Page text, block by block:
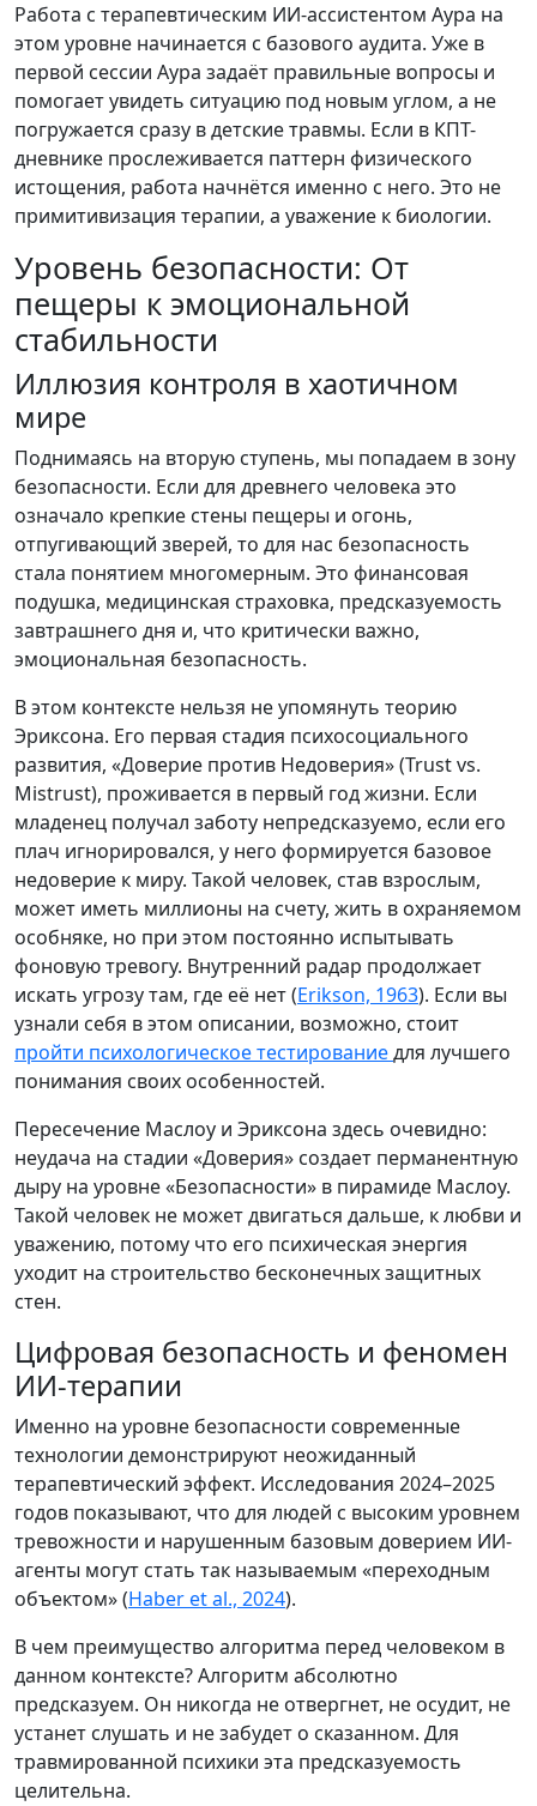
Работа с терапевтическим ИИ-ассистентом Аура на
этом уровне начинается с базового аудита. Уже в
первой сессии Аура задаёт правильные вопросы и
помогает увидеть ситуацию под новым углом, а не
погружается сразу в детские травмы. Если в КПТ-
дневнике прослеживается паттерн физического
истощения, работа начнётся именно с него. Это не
примитивизация терапии, а уважение к биологии.
Уровень безопасности: От
пещеры к эмоциональной
стабильности
Иллюзия контроля в хаотичном
мире
Поднимаясь на вторую ступень, мы попадаем в зону
безопасности. Если для древнего человека это
означало крепкие стены пещеры и огонь,
отпугивающий зверей, то для нас безопасность
стала понятием многомерным. Это финансовая
подушка, медицинская страховка, предсказуемость
завтрашнего дня и, что критически важно,
эмоциональная безопасность.
В этом контексте нельзя не упомянуть теорию
Эриксона. Его первая стадия психосоциального
развития, «Доверие против Недоверия» (Trust vs.
Mistrust), проживается в первый год жизни. Если
младенец получал заботу непредсказуемо, если его
плач игнорировался, у него формируется базовое
недоверие к миру. Такой человек, став взрослым,
может иметь миллионы на счету, жить в охраняемом
особняке, но при этом постоянно испытывать
фоновую тревогу. Внутренний радар продолжает
искать угрозу там, где её нет (Erikson, 1963). Если вы
узнали себя в этом описании, возможно, стоит
пройти психологическое тестированиедля лучшего
понимания своих особенностей.
Пересечение Маслоу и Эриксона здесь очевидно:
неудача на стадии «Доверия» создает перманентную
дыру на уровне «Безопасности» в пирамиде Маслоу.
Такой человек не может двигаться дальше, к любви и
уважению, потому что его психическая энергия
уходит на строительство бесконечных защитных
стен.
Цифровая безопасность и феномен
ИИ-терапии
Именно на уровне безопасности современные
технологии демонстрируют неожиданный
терапевтический эффект. Исследования 2024–2025
годов показывают, что для людей с высоким уровнем
тревожности и нарушенным базовым доверием ИИ-
агенты могут стать так называемым «переходным
объектом» (Haber et al., 2024).
В чем преимущество алгоритма перед человеком в
данном контексте? Алгоритм абсолютно
предсказуем. Он никогда не отвергнет, не осудит, не
устанет слушать и не забудет о сказанном. Для
травмированной психики эта предсказуемость
целительна.